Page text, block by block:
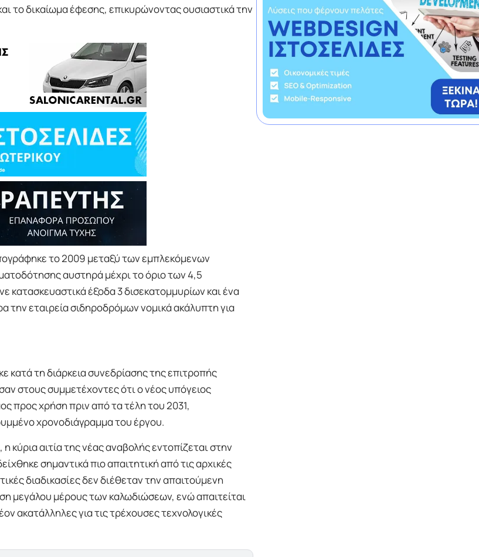
το δικαίωμα έφεσης, επικυρώνοντας ουσιαστικά την
το 2009 μεταξύ των εμπλεκόμενων
αυστηρά μέχρι το όριο των 4,5
έξοδα 3 δισεκατομμυρίων και ένα
εταιρεία σιδηροδρόμων νομικά ακάλυπτη για
τη διάρκεια συνεδρίασης της επιτροπής
στους συμμετέχοντες ότι ο νέος υπόγειος
προς χρήση πριν από τα τέλη του 2031,
χρονοδιάγραμμα του έργου.
αιτία της νέας αναβολής εντοπίζεται στην
σημαντικά πιο απαιτητική από τις αρχικές
διαδικασίες δεν διέθεταν την απαιτούμενη
μεγάλου μέρους των καλωδιώσεων, ενώ απαιτείται
ακατάλληλες για τις τρέχουσες τεχνολογικές